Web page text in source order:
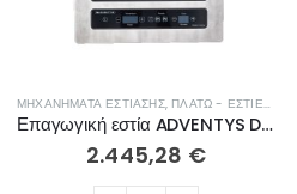
ΜΗΧΑΝΉΜΑΤΑ ΕΣΤΊΑΣΗΣ, ΠΛΑΤΏ - ΕΣΤΊΕΣ ΨΗΣΊΜΑΤΟΣ
Επαγωγική εστία ADVENTYS DRIC3600 GADV
2.445,28 €